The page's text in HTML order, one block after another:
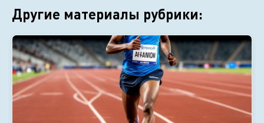
Другие материалы рубрики: